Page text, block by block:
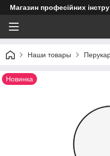
Магазин професійних
Наши товары
Новинка